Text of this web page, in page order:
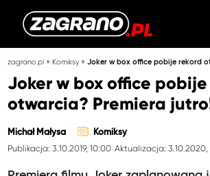
zagrano.pl » Komiksy»Joker w box office pobije rekord
Joker w box office
otwarcia? Premiera
Michał Małysa Komiksy
Publikacja: 3.10.2019, 10:00 Aktualizacja: 3.10.2020,